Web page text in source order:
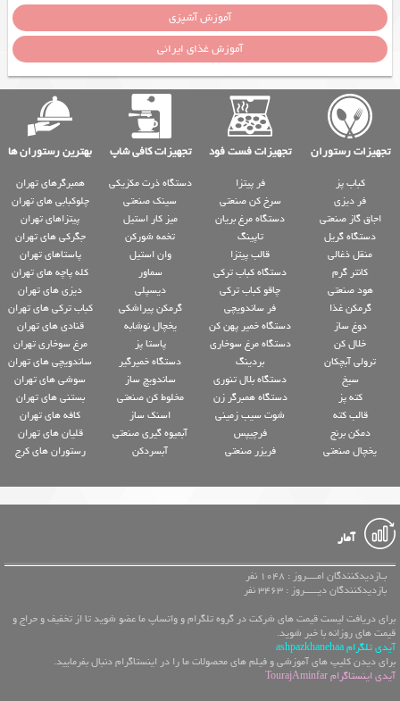
آموزش آشپزی
آموزش غذای ایرانی
تجهیزات رستوران تجهیزات فست فود تجهیزات کافی شاپ بهترین رستوران ها
کباب پز
فر دیزی
اجاق گاز صنعتی
دستگاه گریل
منقل ذغالی
کانتر گرم
هود صنعتی
گرمکن غذا
دوغ ساز
خلال کن
ترولی آبچکان
سیخ
کته پز
قالب کته
دمکن برنج
یخچال صنعتی
فر پیتزا
سرخ کن صنعتی
دستگاه مرغ بریان
تاپینگ
قالب پیتزا
دستگاه کباب ترکی
چاقو کباب ترکی
فر ساندویچی
دستگاه خمیر پهن کن
دستگاه مرغ سوخاری
بردینگ
دستگاه بلال تنوری
دستگاه همبرگر زن
شوت سیب زمینی
فرچیپس
فریزر صنعتی
دستگاه ذرت مکزیکی
سینک صنعتی
میز کار استیل
تخمه شورکن
وان استیل
سماور
دیسپلی
گرمکن پیراشکی
یخچال نوشابه
پاستا پز
دستگاه خمیرگیر
ساندویچ ساز
مخلوط کن صنعتی
اسنک ساز
آبمیوه گیری صنعتی
آبسردکن
همبرگرهای تهران
چلوکبابی های تهران
پیتزاهای تهران
جگرکی های تهران
پاستاهای تهران
کله پاچه های تهران
دیزی های تهران
کباب ترکی های تهران
قنادی های تهران
مرغ سوخاری تهران
ساندویچی های تهران
سوشی های تهران
بستنی های تهران
کافه های تهران
قلیان های تهران
رستوران های کرج
آمار
بـازدیدکنندگان امــــروز : 1048 نفر
بازدیدکنندگان دیـــــروز : 3463 نفر
برای دریافت لیست قیمت های شرکت در گروه تلگرام و واتساپ ما عضو شوید تا از تخفیف و حراج و
قیمت های روزانه با خبر شوید.
آیدی تلگرام ashpazkhanehaa
برای دیدن کلیپ های آموزشی و فیلم های محصولات ما را در اینستاگرام دنبال بفرمایید.
آیدی اینستاگرام TourajAminfar